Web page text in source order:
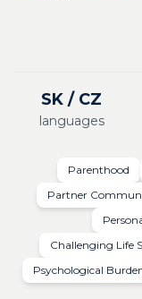
SK / CZ
languages
Parenthood
Partner
Challenging Life
Psychological